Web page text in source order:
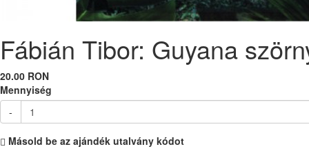
Fábián Tibor: Guyana
20.00 RON
Mennyiség
-
Másold be az ajándék utalvány kódot